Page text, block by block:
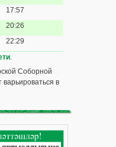
17:57
20:26
22:29
.
Соборной
в